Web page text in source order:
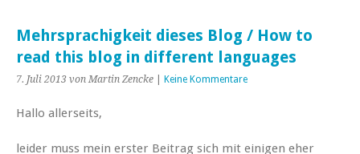
Mehrsprachigkeit dieses Blog / How to
read this blog in different languages
7. Juli 2013 von Martin Zencke Keine Kommentare
Hallo allerseits,
leider muss mein erster Beitrag sich mit einigen eher